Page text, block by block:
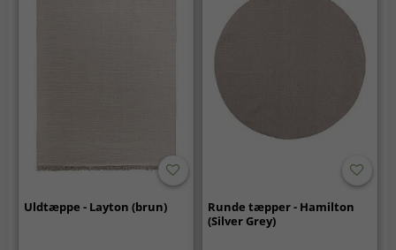
Uldtæppe - Layton (brun)
Runde tæpper - Hamilton
(Silver Grey)